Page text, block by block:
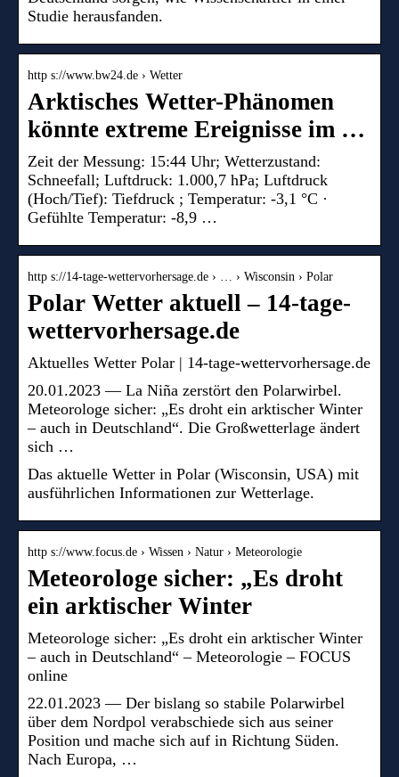
Studie herausfanden.
http s://www.bw24.de › Wetter
Arktisches Wetter-Phänomen
könnte extreme Ereignisse im …
Zeit der Messung: 15:44 Uhr; Wetterzustand:
Schneefall; Luftdruck: 1.000,7 hPa; Luftdruck
(Hoch/Tief): Tiefdruck ; Temperatur: -3,1 °C ·
Gefühlte Temperatur: -8,9 …
http s://14-tage-wettervorhersage.de › … › Wisconsin › Polar
Polar Wetter aktuell – 14-tage-
wettervorhersage.de
Aktuelles Wetter Polar | 14-tage-wettervorhersage.de
20.01.2023 — La Niña zerstört den Polarwirbel.
Meteorologe sicher: „Es droht ein arktischer Winter
– auch in Deutschland“. Die Großwetterlage ändert
sich …
Das aktuelle Wetter in Polar (Wisconsin, USA) mit
ausführlichen Informationen zur Wetterlage.
http s://www.focus.de › Wissen › Natur › Meteorologie
Meteorologe sicher: „Es droht
ein arktischer Winter
Meteorologe sicher: „Es droht ein arktischer Winter
– auch in Deutschland“ – Meteorologie – FOCUS
online
22.01.2023 — Der bislang so stabile Polarwirbel
über dem Nordpol verabschiede sich aus seiner
Position und mache sich auf in Richtung Süden.
Nach Europa, …